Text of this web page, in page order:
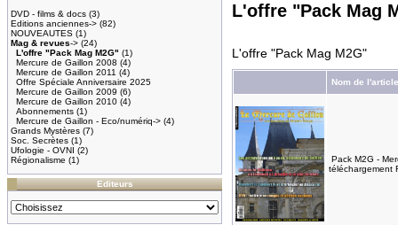
DVD - films & docs (3)
Editions anciennes-> (82)
NOUVEAUTES (1)
Mag & revues-> (24)
L'offre "Pack Mag M2G" (1)
Mercure de Gaillon 2008 (4)
Mercure de Gaillon 2011 (4)
Offre Spéciale Anniversaire 2025
Mercure de Gaillon 2009 (6)
Mercure de Gaillon 2010 (4)
Abonnements (1)
Mercure de Gaillon - Eco/numériq-> (4)
Grands Mystères (7)
Soc. Secrètes (1)
Ufologie - OVNI (2)
Régionalisme (1)
Editeurs
L'offre "Pack Mag
L'offre "Pack Mag M2G"
Nom de
Pack M2G -
téléchargement